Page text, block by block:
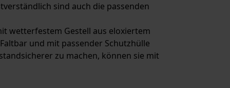
sind auch die passenden
wetterfestem Gestell aus eloxiertem
und mit passender Schutzhülle
zu machen, können sie mit